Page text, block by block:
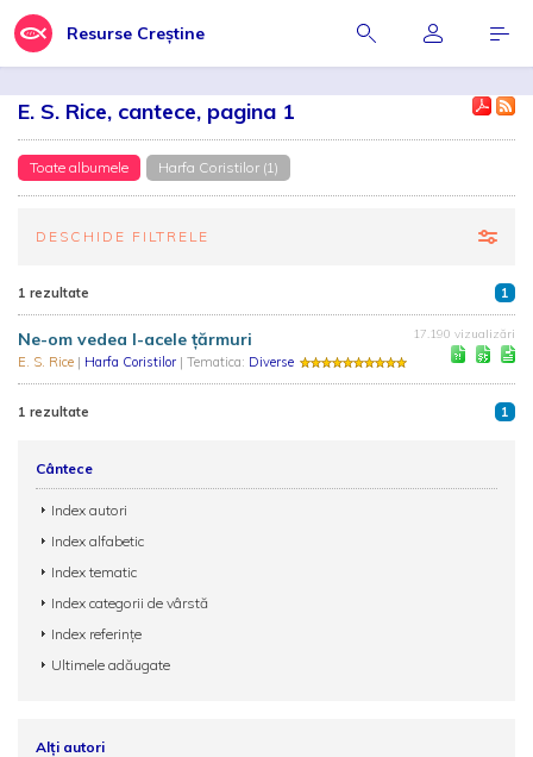
Resurse Creștine
E. S. Rice, cantece, pagina 1
Toate albumele Harfa Coristilor (1)
DESCHIDE FILTRELE
1 rezultate 1
Ne-om vedea l-acele țărmuri
E. S. Rice | Harfa Coristilor | Tematica: Diverse
17.190 vizualizări
1 rezultate 1
Cântece
Index autori
Index alfabetic
Index tematic
Index categorii de vârstă
Index referințe
Ultimele adăugate
Alți autori